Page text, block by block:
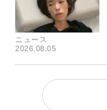
ニュース
2026.08.05